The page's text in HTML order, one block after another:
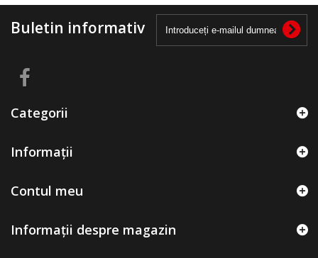
Buletin informativ
Categorii
Informații
Contul meu
Informații despre magazin